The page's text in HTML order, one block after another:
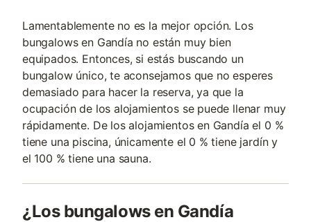
Lamentablemente no es la mejor opción. Los
bungalows en Gandía no están muy bien
equipados. Entonces, si estás buscando un
bungalow único, te aconsejamos que no esperes
demasiado para hacer la reserva, ya que la
ocupación de los alojamientos se puede llenar muy
rápidamente. De los alojamientos en Gandía el 0 %
tiene una piscina, únicamente el 0 % tiene jardín y
el 100 % tiene una sauna.
¿Los bungalows en Gandía